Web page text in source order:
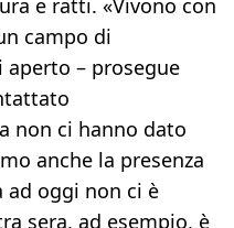
e ratti. «Vivono con
campo di
– prosegue
non ci hanno dato
anche la presenza
ad oggi non ci è
sera, ad esempio, è